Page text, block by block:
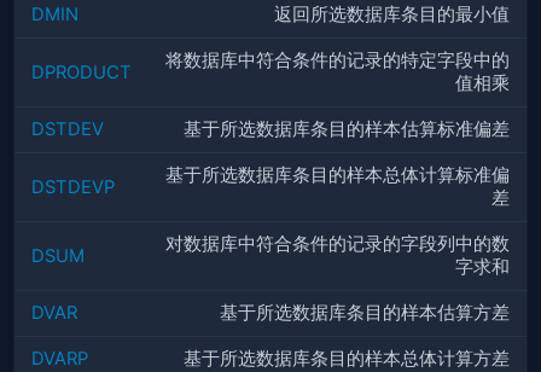
DMIN 返回所选数据库条目的最小值
DPRODUCT
将数据库中符合条件的记录的特定字段中的
值相乘
DSTDEV 基于所选数据库条目的样本估算标准偏差
DSTDEVP
基于所选数据库条目的样本总体计算标准偏
差
DSUM
对数据库中符合条件的记录的字段列中的数
字求和
DVAR 基于所选数据库条目的样本估算方差
DVARP 基于所选数据库条目的样本总体计算方差